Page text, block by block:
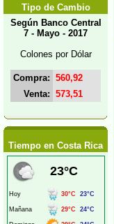
Tipo de Cambio
Según Banco Central
7 - Mayo - 2017
Colones por Dólar
Compra: 560,92
Venta: 573,51
Tiempo en Costa Rica